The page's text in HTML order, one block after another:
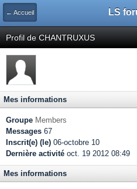
← Accueil LS
Profil de CHANTRUXUS
Mes informations
Groupe Members
Messages 67
Inscrit(e) (le) 06-octobre 10
Dernière activité oct. 19 2012 08:49
Mes informations